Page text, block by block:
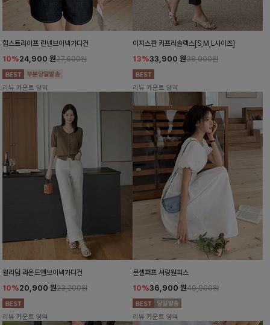
함스트라이프 린넨브이넥가디건
10%24,900 원27,600원
리뷰 카운트 영역
이지스판 카프리슬랙스[S,M,L사이즈]
13%33,900 원38,900원
리뷰 카운트 영역
윌리덤 라운드앤브이넥가디건
10%20,900 원23,200원
리뷰 카운트 영역
룬셀퍼프 셔링원피스
10%36,900 원40,900원
리뷰 카운트 영역